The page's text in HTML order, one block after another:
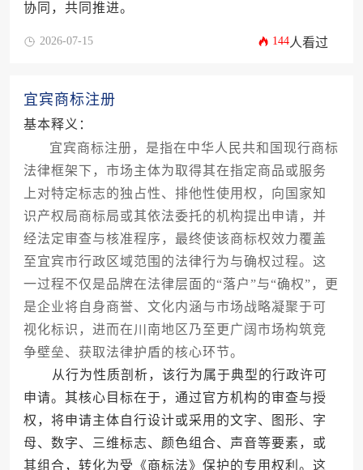
协同，共同推进。
2026-07-15 144人看过
宜宾商标注册
基本释义：
宜宾商标注册，是指在中华人民共和国现行商标
法律框架下，市场主体为取得其在指定商品或服务
上对特定标志的独占性、排他性使用权，向国家知
识产权局商标局或其依法委托的机构提出申请，并
经法定审查与核准程序，最终使该商标权效力覆盖
至宜宾市行政区域范围的法律行为与确权过程。这
一过程不仅是品牌在法律层面的“落户”与“确权”，更
是企业将自身商誉、文化内涵与市场战略凝聚于可
视化标识，进而在川南地区乃至更广阔市场构筑竞
争壁垒、获取法律护盾的核心环节。
从行为性质剖析，该行为属于典型的行政许可
申请。其核心目标在于，通过官方机构的审查与授
权，将申请主体自行设计或采用的文字、图形、字
母、数字、三维标志、颜色组合、声音等要素，或
其组合，转化为受《商标法》保护的专用权利。这